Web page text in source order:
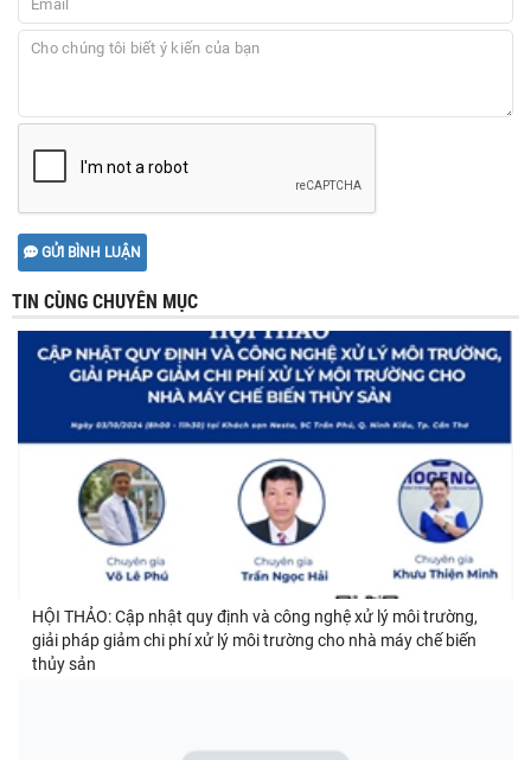
GỬI BÌNH LUẬN
TIN CÙNG CHUYÊN MỤC
HỘI THẢO: Cập nhật quy định và công nghệ xử lý môi trường,
giải pháp giảm chi phí xử lý môi trường cho nhà máy chế biến
thủy sản